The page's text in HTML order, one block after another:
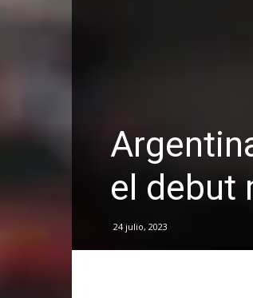
el debut
24 julio, 2023